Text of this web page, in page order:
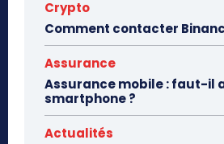
Crypto
Comment contacter
Assurance
Assurance mobile : faut-il
smartphone ?
Actualités